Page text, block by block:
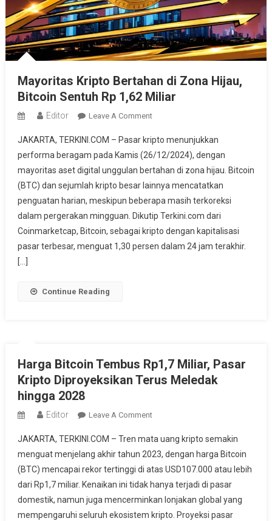
Mayoritas Kripto Bertahan di Zona Hijau,
Bitcoin Sentuh Rp 1,62 Miliar
Editor Leave A CommentOn
Kripto
Bertahan
Di
Zona
Hijau,
Bitcoin
Sentuh
JAKARTA, TERKINI.COM – Pasar kripto menunjukkan
performa beragam pada Kamis (26/12/2024), dengan
mayoritas aset digital unggulan bertahan di zona hijau. Bitcoin
(BTC) dan sejumlah kripto besar lainnya mencatatkan
penguatan harian, meskipun beberapa masih terkoreksi
dalam pergerakan mingguan. Dikutip Terkini.com dari
Coinmarketcap, Bitcoin, sebagai kripto dengan kapitalisasi
pasar terbesar, menguat 1,30 persen dalam 24 jam terakhir.
[…]
Continue Reading
Harga Bitcoin Tembus Rp1,7 Miliar, Pasar
Kripto Diproyeksikan Terus Meledak
hingga 2028
Editor Leave A CommentOn
Bitcoin
Tembus
Rp1,7
Miliar,
Pasar
Kripto
JAKARTA, TERKINI.COM – Tren mata uang kripto semakin
menguat menjelang akhir tahun 2023, dengan harga Bitcoin
(BTC) mencapai rekor tertinggi di atas USD107.000 atau lebih
dari Rp1,7 miliar. Kenaikan ini tidak hanya terjadi di pasar
domestik, namun juga mencerminkan lonjakan global yang
mempengaruhi seluruh ekosistem kripto. Proyeksi pasar